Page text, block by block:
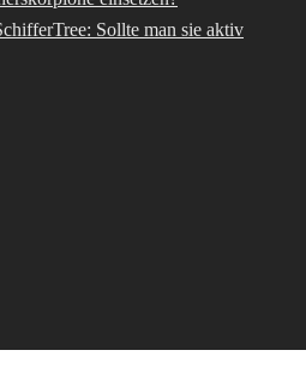
Sollte man sie aktiv